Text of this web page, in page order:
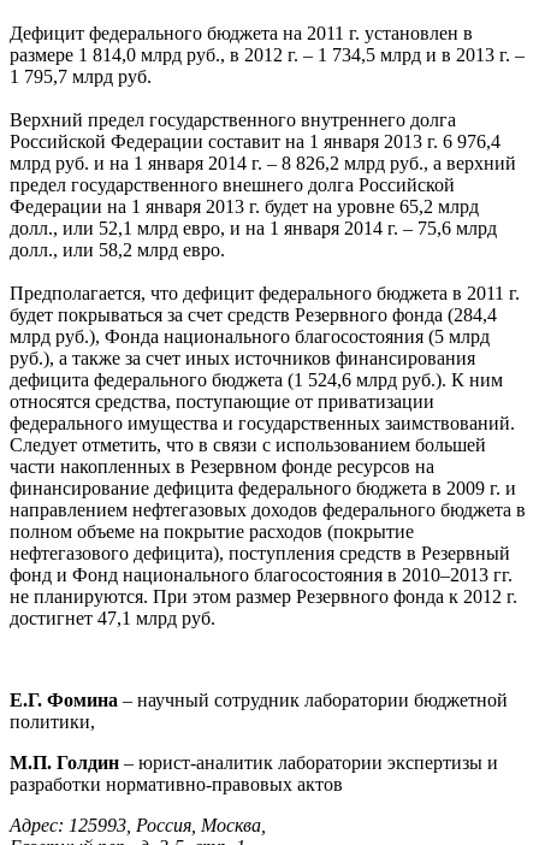
Дефицит федерального бюджета на 2011 г. установлен в
размере 1 814,0 млрд руб., в 2012 г. – 1 734,5 млрд и в 2013 г. –
1 795,7 млрд руб.
Верхний предел государственного внутреннего долга
Российской Федерации составит на 1 января 2013 г. 6 976,4
млрд руб. и на 1 января 2014 г. – 8 826,2 млрд руб., а верхний
предел государственного внешнего долга Российской
Федерации на 1 января 2013 г. будет на уровне 65,2 млрд
долл., или 52,1 млрд евро, и на 1 января 2014 г. – 75,6 млрд
долл., или 58,2 млрд евро.
Предполагается, что дефицит федерального бюджета в 2011 г.
будет покрываться за счет средств Резервного фонда (284,4
млрд руб.), Фонда национального благосостояния (5 млрд
руб.), а также за счет иных источников финансирования
дефицита федерального бюджета (1 524,6 млрд руб.). К ним
относятся средства, поступающие от приватизации
федерального имущества и государственных заимствований.
Следует отметить, что в связи с использованием большей
части накопленных в Резервном фонде ресурсов на
финансирование дефицита федерального бюджета в 2009 г. и
направлением нефтегазовых доходов федерального бюджета в
полном объеме на покрытие расходов (покрытие
нефтегазового дефицита), поступления средств в Резервный
фонд и Фонд национального благосостояния в 2010–2013 гг.
не планируются. При этом размер Резервного фонда к 2012 г.
достигнет 47,1 млрд руб.
Е.Г. Фомина – научный сотрудник лаборатории бюджетной
политики,
М.П. Голдин – юрист-аналитик лаборатории экспертизы и
разработки нормативно-правовых актов
Адрес: 125993, Россия, Москва,